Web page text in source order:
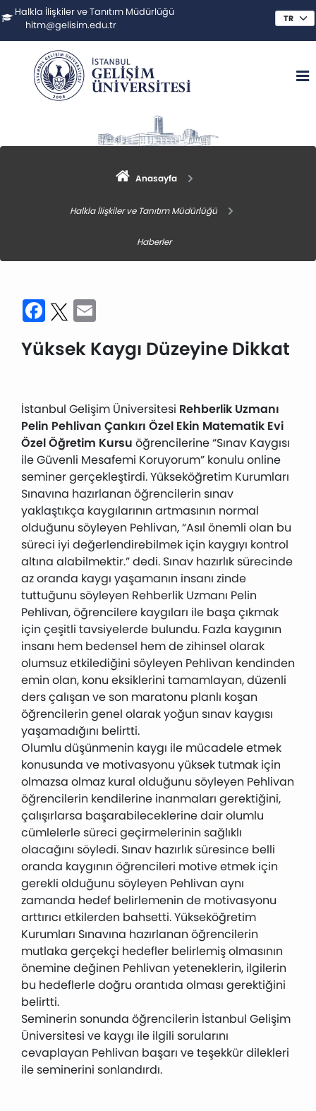
Halkla İlişkiler ve Tanıtım Müdürlüğü
hitm@gelisim.edu.tr
Anasayfa
Halkla İlişkiler ve Tanıtım Müdürlüğü
Haberler
Facebook
Twitter
Yüksek Kaygı Düzeyine Dikkat
İstanbul Gelişim Üniversitesi Rehberlik Uzmanı
Pelin Pehlivan Çankırı Özel Ekin Matematik Evi
Özel Öğretim Kursu öğrencilerine “Sınav Kaygısı
ile Güvenli Mesafemi Koruyorum” konulu online
seminer gerçekleştirdi. Yükseköğretim Kurumları
Sınavına hazırlanan öğrencilerin sınav
yaklaştıkça kaygılarının artmasının normal
olduğunu söyleyen Pehlivan, “Asıl önemli olan bu
süreci iyi değerlendirebilmek için kaygıyı kontrol
altına alabilmektir.” dedi. Sınav hazırlık sürecinde
az oranda kaygı yaşamanın insanı zinde
tuttuğunu söyleyen Rehberlik Uzmanı Pelin
Pehlivan, öğrencilere kaygıları ile başa çıkmak
için çeşitli tavsiyelerde bulundu. Fazla kaygının
insanı hem bedensel hem de zihinsel olarak
olumsuz etkilediğini söyleyen Pehlivan kendinden
emin olan, konu eksiklerini tamamlayan, düzenli
ders çalışan ve son maratonu planlı koşan
öğrencilerin genel olarak yoğun sınav kaygısı
yaşamadığını belirtti.
Olumlu düşünmenin kaygı ile mücadele etmek
konusunda ve motivasyonu yüksek tutmak için
olmazsa olmaz kural olduğunu söyleyen Pehlivan
öğrencilerin kendilerine inanmaları gerektiğini,
çalışırlarsa başarabileceklerine dair olumlu
cümlelerle süreci geçirmelerinin sağlıklı
olacağını söyledi. Sınav hazırlık süresince belli
oranda kaygının öğrencileri motive etmek için
gerekli olduğunu söyleyen Pehlivan aynı
zamanda hedef belirlemenin de motivasyonu
arttırıcı etkilerden bahsetti. Yükseköğretim
Kurumları Sınavına hazırlanan öğrencilerin
mutlaka gerçekçi hedefler belirlemiş olmasının
önemine değinen Pehlivan yeteneklerin, ilgilerin
bu hedeflerle doğru orantıda olması gerektiğini
belirtti.
Seminerin sonunda öğrencilerin İstanbul Gelişim
Üniversitesi ve kaygı ile ilgili sorularını
cevaplayan Pehlivan başarı ve teşekkür dilekleri
ile seminerini sonlandırdı.